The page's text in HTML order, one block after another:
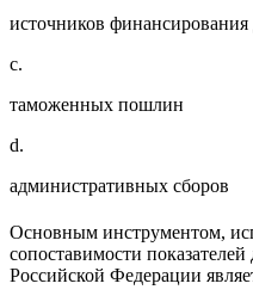
источников финансирования
c.
таможенных пошлин
d.
административных сборов
Основным инструментом,
сопоставимости
Российской Федерации